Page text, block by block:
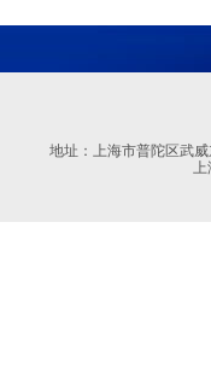
地址：上海市普陀区武威
上